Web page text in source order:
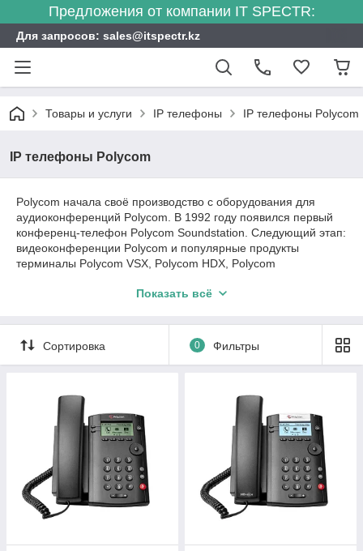
Предложения от компании IT SPECTR:
Для запросов: sales@itspectr.kz
Товары и услуги IP телефоны IP телефоны Polycom
IP телефоны Polycom
Polycom начала своё производство с оборудования для
аудиоконференций Polycom. В 1992 году появился первый
конференц-телефон Polycom Soundstation. Следующий этап:
видеоконференции Polycom и популярные продукты
терминалы Polycom VSX, Polycom HDX, Polycom
для аудиоконференций Polycom SoundStation IP, Polycom
чуть позднее с HP. В настоящее время линейка IP телефонов
представлена: Poly VVX, Poly CCX, Poly Edge.
Показать всё
Сортировка 0 Фильтры